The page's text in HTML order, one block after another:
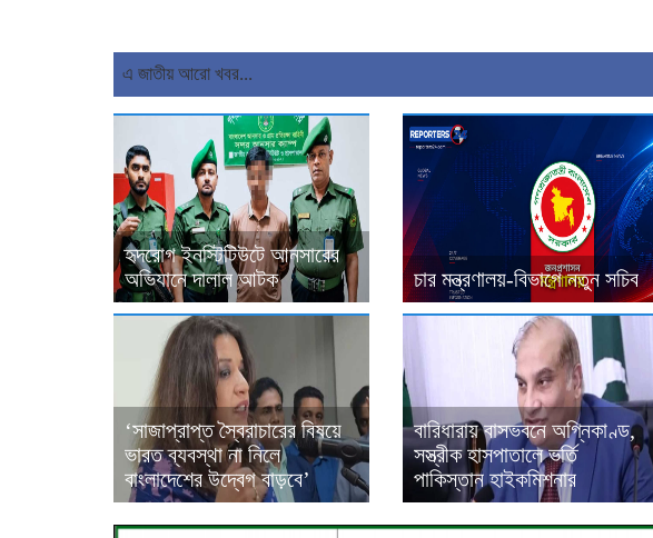
এ জাতীয় আরো খবর...
হৃদরোগ ইনস্টিটিউটে আনসারের
অভিযানে দালাল আটক
চার মন্ত্রণালয়-বিভাগে নতুন সচিব
‘সাজাপ্রাপ্ত স্বৈরাচারের বিষয়ে
ভারত ব্যবস্থা না নিলে
বাংলাদেশের উদ্বেগ বাড়বে’
বারিধারায় বাসভবনে অগ্নিকাণ্ড,
সস্ত্রীক হাসপাতালে ভর্তি
পাকিস্তান হাইকমিশনার